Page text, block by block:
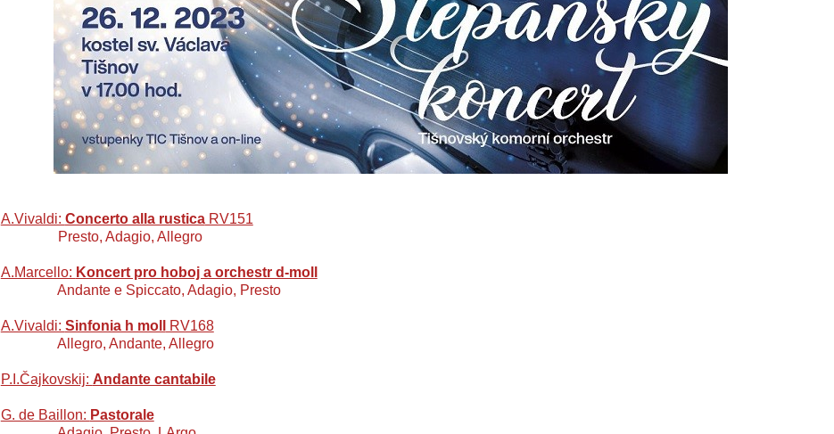
A.Vivaldi: Concerto alla rusticaRV151
Presto, Adagio, Allegro
A.Marcello: Koncert pro hoboj a orchestr d-moll
Andante e Spiccato, Adagio, Presto
A.Vivaldi: Sinfonia h moll
RV168
Allegro, Andante, Allegro
P.I.Čajkovskij: Andante cantabile
G. de Baillon: Pastorale